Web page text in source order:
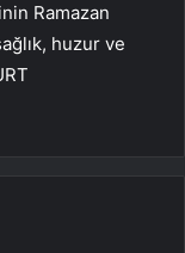
Ramazan
huzur ve